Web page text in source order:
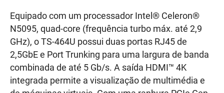
Equipado com um processador Intel® Celeron®
N5095, quad-core (frequência turbo máx. até 2,9
GHz), o TS-464U possui duas portas RJ45 de
2,5GbE e Port Trunking para uma largura de banda
combinada de até 5 Gb/s. A saída HDMI™ 4K
integrada permite a visualização de multimédia e